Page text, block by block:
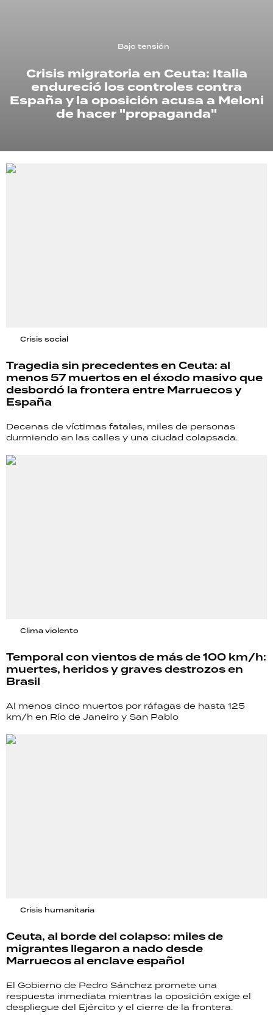
Bajo tensión
Crisis migratoria en Ceuta: Italia
endureció los controles contra
España y la oposición acusa a Meloni
de hacer "propaganda"
Crisis social
Tragedia sin precedentes en Ceuta: al
menos 57 muertos en el éxodo masivo que
desbordó la frontera entre Marruecos y
España
Decenas de víctimas fatales, miles de personas
durmiendo en las calles y una ciudad colapsada.
Clima violento
Temporal con vientos de más de 100 km/h:
muertes, heridos y graves destrozos en
Brasil
Al menos cinco muertos por ráfagas de hasta 125
km/h en Río de Janeiro y San Pablo
Crisis humanitaria
Ceuta, al borde del colapso: miles de
migrantes llegaron a nado desde
Marruecos al enclave español
El Gobierno de Pedro Sánchez promete una
respuesta inmediata mientras la oposición exige el
despliegue del Ejército y el cierre de la frontera.
RECETAS
PALABRAS
HORÓSCOPO
Seguinos